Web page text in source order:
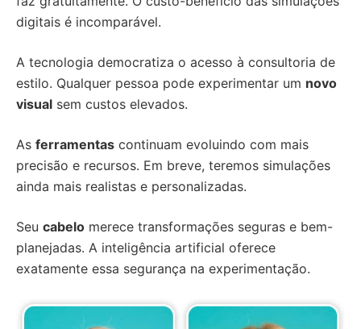
digitais é incomparável.
A tecnologia democratiza o acesso à consultoria de
estilo. Qualquer pessoa pode experimentar um novo
visual sem custos elevados.
As ferramentas continuam evoluindo com mais
precisão e recursos. Em breve, teremos simulações
ainda mais realistas e personalizadas.
Seu cabelo merece transformações seguras e bem-
planejadas. A inteligência artificial oferece
exatamente essa segurança na experimentação.